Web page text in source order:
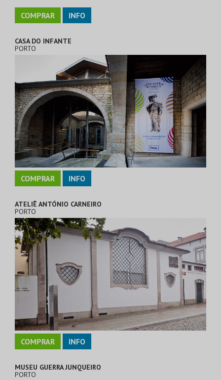
COMPRAR INFO
CASA DO INFANTE
PORTO
COMPRAR INFO
ATELIÊ ANTÓNIO CARNEIRO
PORTO
COMPRAR INFO
MUSEU GUERRA JUNQUEIRO
PORTO